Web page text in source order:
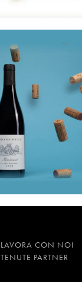
LAVORA CON NOI
TENUTE PARTNER